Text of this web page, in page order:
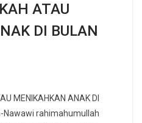
ATAU
DI BULAN
MENIKAHKAN ANAK DI
Nawawi rahimahumullah